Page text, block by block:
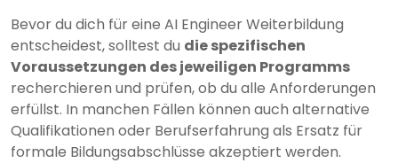
Bevor du dich für eine AI Engineer Weiterbildung
entscheidest, solltest du die spezifischen
Voraussetzungen des jeweiligen Programms
recherchieren und prüfen, ob du alle Anforderungen
erfüllst. In manchen Fällen können auch alternative
Qualifikationen oder Berufserfahrung als Ersatz für
formale Bildungsabschlüsse akzeptiert werden.